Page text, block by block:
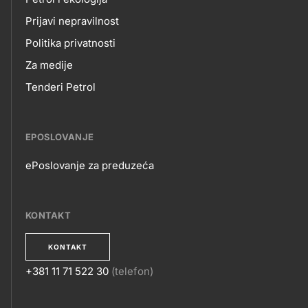
Prijavi nepravilnost
Politika privatnosti
Za medije
Tenderi Petrol
EPOSLOVANJE
ePoslovanje za preduzeća
KONTAKT
KONTAKT
+381 11 71 522 30 (telefon)